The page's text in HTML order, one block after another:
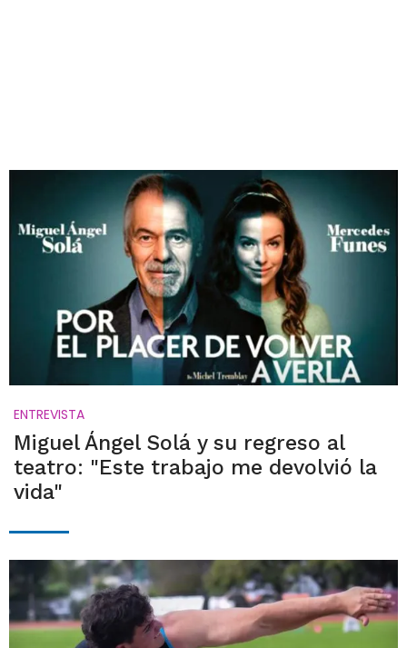
ENTREVISTA
Miguel Ángel Solá y su regreso al
teatro: "Este trabajo me devolvió la
vida"